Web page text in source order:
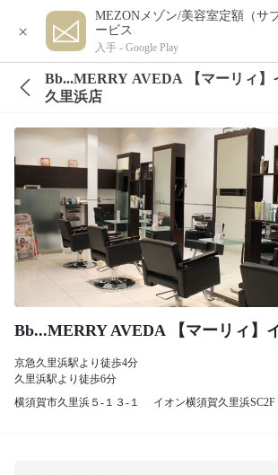
×
MEZONメゾン/美容室定額（サ
ービス
入手 - Google Play
Bb...MERRY AVEDA 【マーリィ】
久里浜店
Bb...MERRY AVEDA 【マーリィ】
京急久里浜駅より徒歩4分
久里浜駅より徒歩6分
横須賀市久里浜５‐１３‐１ イオン横須賀久里浜SC2F